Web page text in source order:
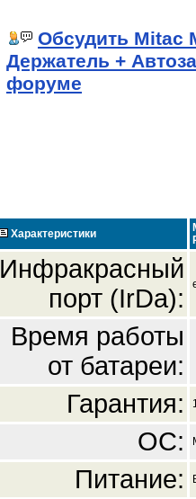
Обсудить Mitac
Держатель +
форуме
Характеристики
Инфракрасный
порт (IrDa):
Время работы
от батареи:
Гарантия:
ОС:
Питание: